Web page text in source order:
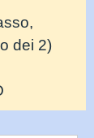
dei 2)